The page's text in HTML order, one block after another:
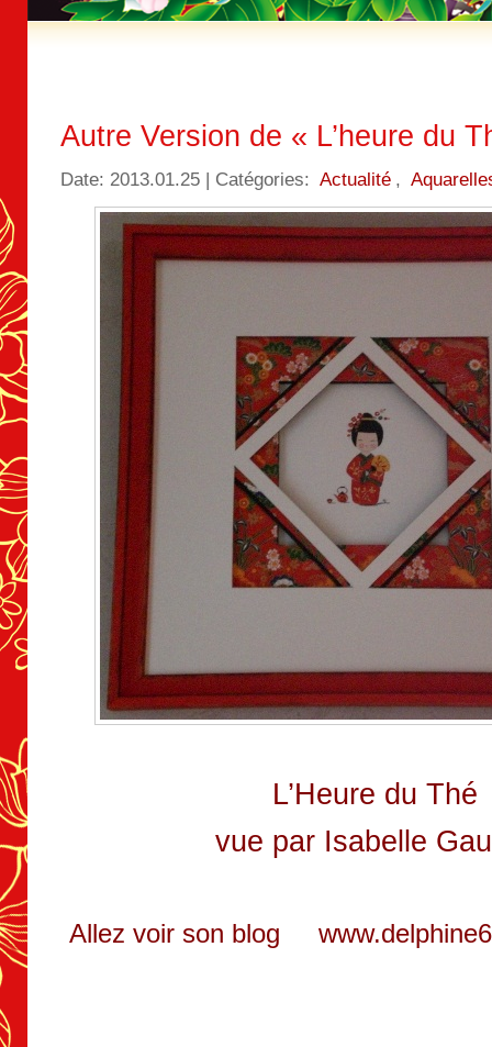
Autre Version de « L’heure du
Date: 2013.01.25 | Catégories: Actualité ,
L’Heure du Thé
vue par Isabelle
Allez voir son blog